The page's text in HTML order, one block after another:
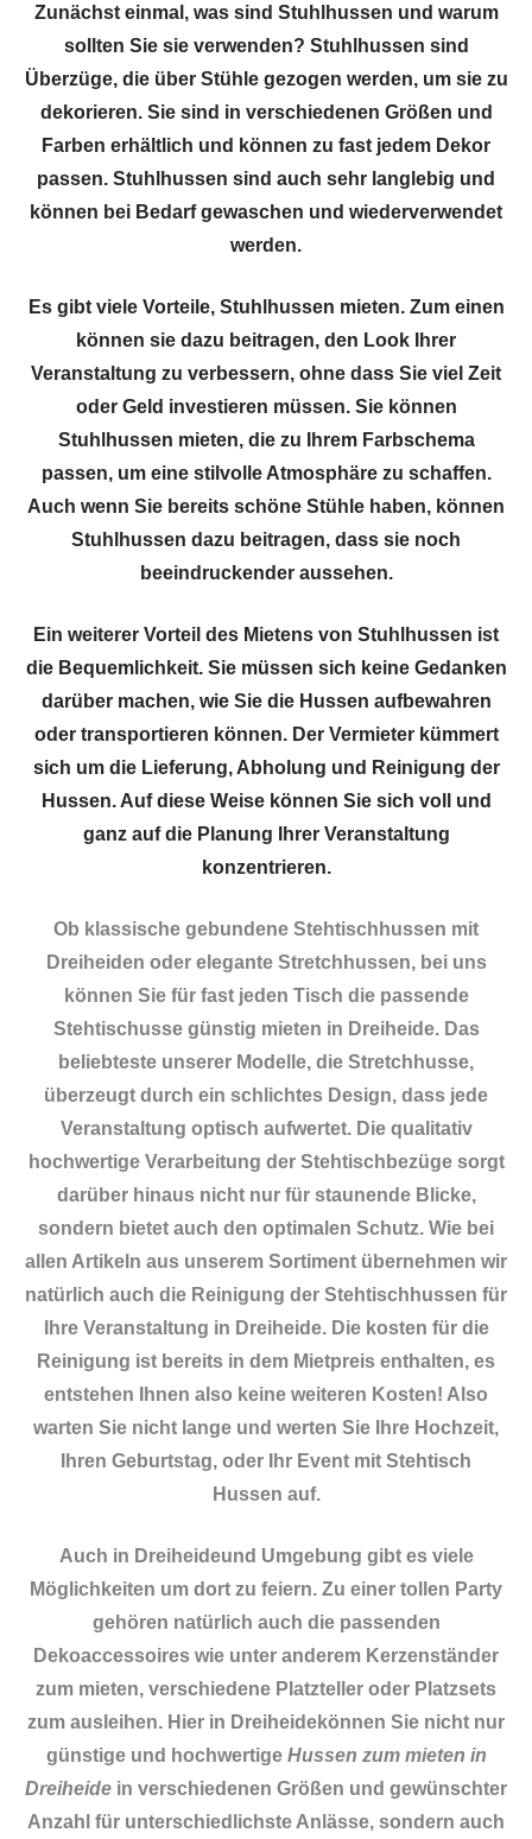
Zunächst einmal, was sind Stuhlhussen und warum
sollten Sie sie verwenden? Stuhlhussen sind
Überzüge, die über Stühle gezogen werden, um sie zu
dekorieren. Sie sind in verschiedenen Größen und
Farben erhältlich und können zu fast jedem Dekor
passen. Stuhlhussen sind auch sehr langlebig und
können bei Bedarf gewaschen und wiederverwendet
werden.
Es gibt viele Vorteile, Stuhlhussen mieten. Zum einen
können sie dazu beitragen, den Look Ihrer
Veranstaltung zu verbessern, ohne dass Sie viel Zeit
oder Geld investieren müssen. Sie können
Stuhlhussen mieten, die zu Ihrem Farbschema
passen, um eine stilvolle Atmosphäre zu schaffen.
Auch wenn Sie bereits schöne Stühle haben, können
Stuhlhussen dazu beitragen, dass sie noch
beeindruckender aussehen.
Ein weiterer Vorteil des Mietens von Stuhlhussen ist
die Bequemlichkeit. Sie müssen sich keine Gedanken
darüber machen, wie Sie die Hussen aufbewahren
oder transportieren können. Der Vermieter kümmert
sich um die Lieferung, Abholung und Reinigung der
Hussen. Auf diese Weise können Sie sich voll und
ganz auf die Planung Ihrer Veranstaltung
konzentrieren.
Ob klassische gebundene Stehtischhussen mit
Dreiheiden oder elegante Stretchhussen, bei uns
können Sie für fast jeden Tisch die passende
Stehtischusse günstig mieten in Dreiheide. Das
beliebteste unserer Modelle, die Stretchhusse,
überzeugt durch ein schlichtes Design, dass jede
Veranstaltung optisch aufwertet. Die qualitativ
hochwertige Verarbeitung der Stehtischbezüge sorgt
darüber hinaus nicht nur für staunende Blicke,
sondern bietet auch den optimalen Schutz. Wie bei
allen Artikeln aus unserem Sortiment übernehmen wir
natürlich auch die Reinigung der Stehtischhussen für
Ihre Veranstaltung in Dreiheide. Die kosten für die
Reinigung ist bereits in dem Mietpreis enthalten, es
entstehen Ihnen also keine weiteren Kosten! Also
warten Sie nicht lange und werten Sie Ihre Hochzeit,
Ihren Geburtstag, oder Ihr Event mit Stehtisch
Hussen auf.
Auch in Dreiheideund Umgebung gibt es viele
Möglichkeiten um dort zu feiern. Zu einer tollen Party
gehören natürlich auch die passenden
Dekoaccessoires wie unter anderem Kerzenständer
zum mieten, verschiedene Platzteller oder Platzsets
zum ausleihen. Hier in Dreiheidekönnen Sie nicht nur
günstige und hochwertige Hussen zum mieten in
Dreiheide in verschiedenen Größen und gewünschter
Anzahl für unterschiedlichste Anlässe, sondern auch